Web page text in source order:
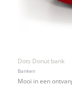
Dots Donut bank
Banken
Mooi in een